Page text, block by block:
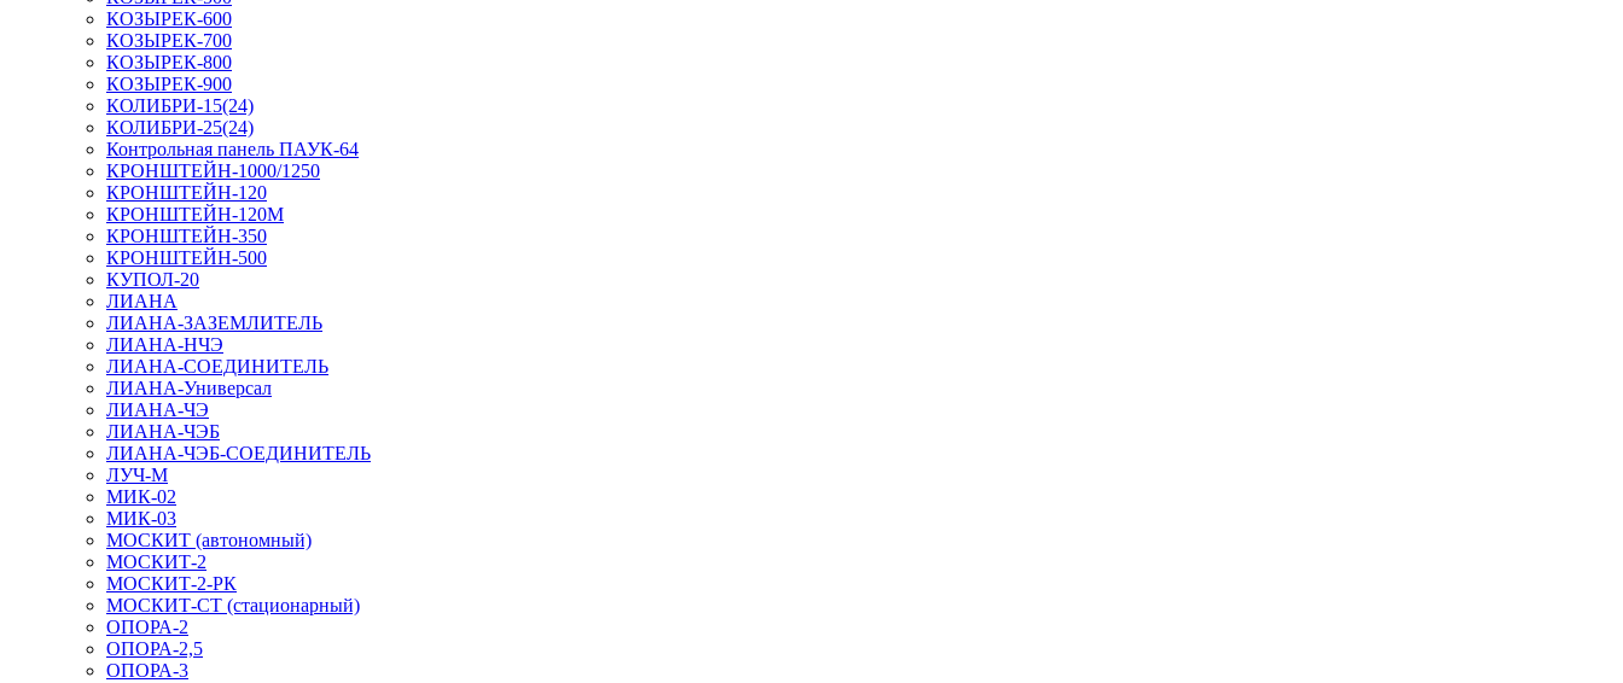
КОЗЫРЕК-600
КОЗЫРЕК-700
КОЗЫРЕК-800
КОЗЫРЕК-900
КОЛИБРИ-15(24)
КОЛИБРИ-25(24)
Контрольная панель ПАУК-64
КРОНШТЕЙН-1000/1250
КРОНШТЕЙН-120
КРОНШТЕЙН-120М
КРОНШТЕЙН-350
КРОНШТЕЙН-500
КУПОЛ-20
ЛИАНА
ЛИАНА-ЗАЗЕМЛИТЕЛЬ
ЛИАНА-НЧЭ
ЛИАНА-СОЕДИНИТЕЛЬ
ЛИАНА-Универсал
ЛИАНА-ЧЭ
ЛИАНА-ЧЭБ
ЛИАНА-ЧЭБ-СОЕДИНИТЕЛЬ
ЛУЧ-М
МИК-02
МИК-03
МОСКИТ (автономный)
МОСКИТ-2
МОСКИТ-2-РК
МОСКИТ-СТ (стационарный)
ОПОРА-2
ОПОРА-2,5
ОПОРА-3